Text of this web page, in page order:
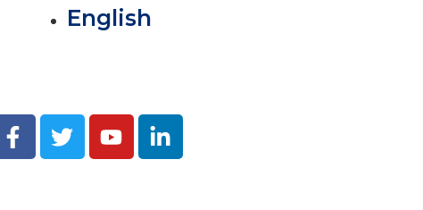
English